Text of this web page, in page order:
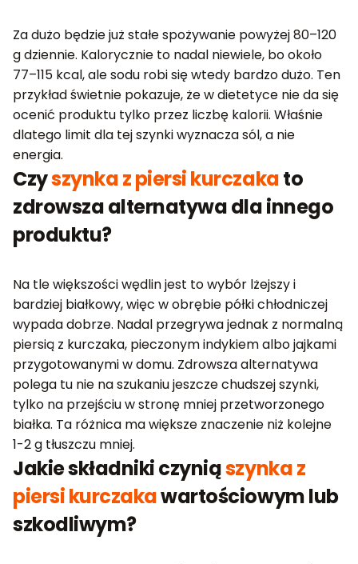
Za dużo będzie już stałe spożywanie powyżej 80–120
g dziennie. Kalorycznie to nadal niewiele, bo około
77–115 kcal, ale sodu robi się wtedy bardzo dużo. Ten
przykład świetnie pokazuje, że w dietetyce nie da się
ocenić produktu tylko przez liczbę kalorii. Właśnie
dlatego limit dla tej szynki wyznacza sól, a nie
energia.
Czyszynka z piersi kurczakato
zdrowsza alternatywa dla innego
produktu?
Na tle większości wędlin jest to wybór lżejszy i
bardziej białkowy, więc w obrębie półki chłodniczej
wypada dobrze. Nadal przegrywa jednak z normalną
piersią z kurczaka, pieczonym indykiem albo jajkami
przygotowanymi w domu. Zdrowsza alternatywa
polega tu nie na szukaniu jeszcze chudszej szynki,
tylko na przejściu w stronę mniej przetworzonego
białka. Ta różnica ma większe znaczenie niż kolejne
1-2 g tłuszczu mniej.
Jakie składniki czyniąszynka z
piersi kurczakawartościowym lub
szkodliwym?